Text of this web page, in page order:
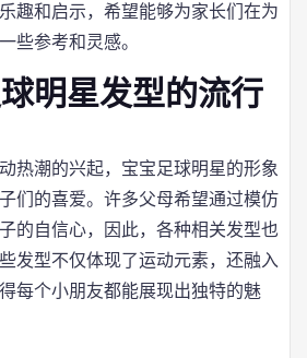
趣和启示，希望能够为家长们在为
些参考和灵感。
明星发型的流行
热潮的兴起，宝宝足球明星的形象
们的喜爱。许多父母希望通过模仿
的自信心，因此，各种相关发型也
发型不仅体现了运动元素，还融入
每个小朋友都能展现出独特的魅